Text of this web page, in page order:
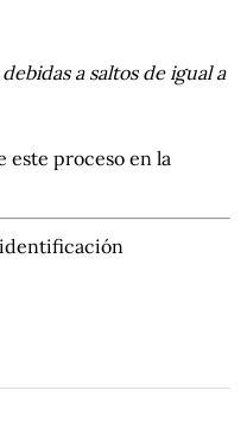
a saltos de igual a
este proceso en la